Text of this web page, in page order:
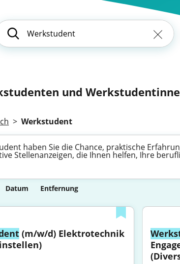
und
> Werkstudent
haben Sie die Chance, praktische
Stellenanzeigen, die Ihnen helfen, Ihre
Datum Entfernung
(m/w/d) Elektrotechnik